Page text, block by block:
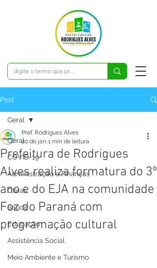
Post
Geral
COVID-19
Administração e Finanças
Obras
Saúde
Educação
Assistência Social
Meio Ambiente e Turismo
Geral
Prefeitura de Rodrigues
Alves realiza formatura do 3º
ano e do EJA na comunidade
Foz do Paraná com
programação cultural
Pref. Rodrigues Alves
20 de jan.1 min de leitura